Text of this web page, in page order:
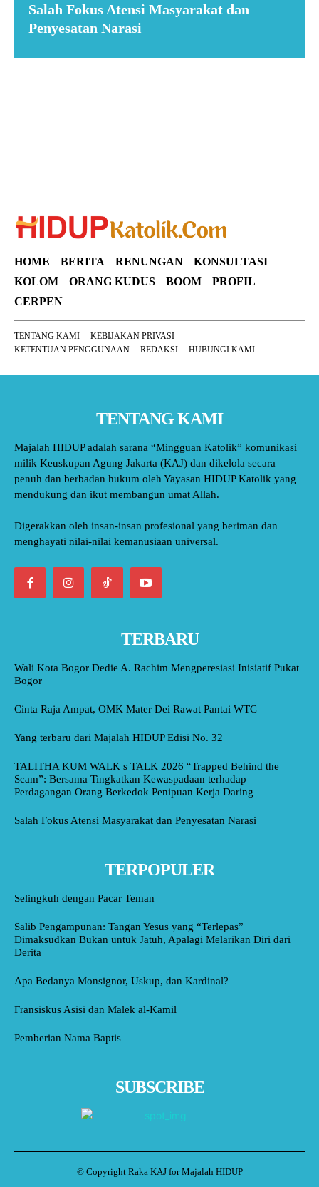
Salah Fokus Atensi Masyarakat dan
Penyesatan Narasi
HOME BERITA RENUNGAN
KONSULTASI
KOLOM
ORANG KUDUS BOOM
PROFIL
CERPEN
TENTANG KAMI
KEBIJAKAN PRIVASI
KETENTUAN PENGGUNAAN
REDAKSI HUBUNGI KAMI
TENTANG KAMI
Majalah HIDUP adalah sarana “Mingguan Katolik” komunikasi
milik Keuskupan Agung Jakarta (KAJ) dan dikelola secara
penuh dan berbadan hukum oleh Yayasan HIDUP Katolik yang
mendukung dan ikut membangun umat Allah.
Digerakkan oleh insan-insan profesional yang beriman dan
menghayati nilai-nilai kemanusiaan universal.
TERBARU
Wali Kota Bogor Dedie A. Rachim Mengperesiasi Inisiatif Pukat
Bogor
Cinta Raja Ampat, OMK Mater Dei Rawat Pantai WTC
Yang terbaru dari Majalah HIDUP Edisi No. 32
TALITHA KUM WALK s TALK 2026 “Trapped Behind the
Scam”: Bersama Tingkatkan Kewaspadaan terhadap
Perdagangan Orang Berkedok Penipuan Kerja Daring
Salah Fokus Atensi Masyarakat dan Penyesatan Narasi
TERPOPULER
Selingkuh dengan Pacar Teman
Salib Pengampunan: Tangan Yesus yang “Terlepas”
Dimaksudkan Bukan untuk Jatuh, Apalagi Melarikan Diri dari
Derita
Apa Bedanya Monsignor, Uskup, dan Kardinal?
Fransiskus Asisi dan Malek al-Kamil
Pemberian Nama Baptis
SUBSCRIBE
© Copyright Raka KAJ for Majalah HIDUP